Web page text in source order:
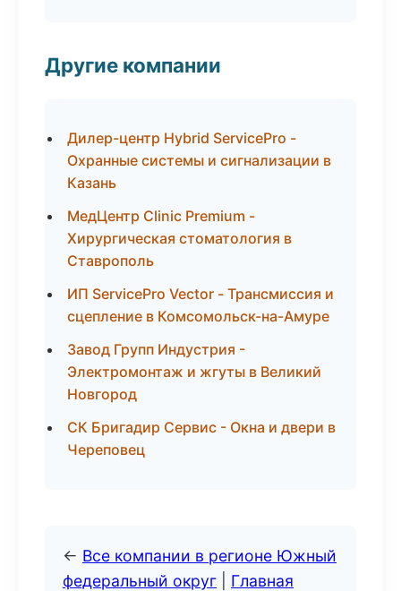
Другие компании
Дилер-центр Hybrid ServicePro -
Охранные системы и сигнализации в
Казань
МедЦентр Clinic Premium -
Хирургическая стоматология в
Ставрополь
ИП ServicePro Vector - Трансмиссия и
сцепление в Комсомольск-на-Амуре
Завод Групп Индустрия -
Электромонтаж и жгуты в Великий
Новгород
СК Бригадир Сервис - Окна и двери в
Череповец
← Все компании в регионе Южный
федеральный округ
Главная